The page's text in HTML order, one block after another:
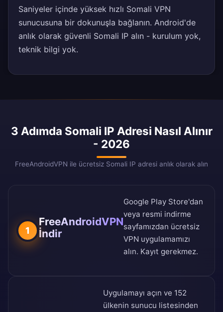
Saniyeler içinde yüksek hızlı Somali VPN
sunucusuna bir dokunuşla bağlanın. Android'de
anlık olarak güvenli Somali IP alın - kurulum yok,
teknik bilgi yok.
3 Adımda Somali IP Adresi Nasıl Alınır
- 2026
FreeAndroidVPN ile ücretsiz Somali IP adresi anlık olarak alın
1
FreeAndroidVPN
İndir
Google Play Store'dan
veya resmi indirme
sayfamızdan ücretsiz
VPN uygulamamızı
alın. Kayıt gerekmez.
Uygulamayı açın ve 152
ülkenin sunucu listesinden